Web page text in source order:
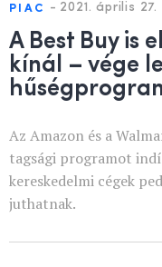
PIAC - 2021. április 27.
A Best Buy is
kínál – vége
Az Amazon és a
tagsági programot
kereskedelmi cégek
juthatnak.